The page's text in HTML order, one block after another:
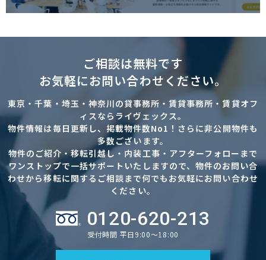
ご相談は無料です
お気軽にお問い合わせください。
東京・千葉・埼玉・神奈川の貸事務所・賃貸事務所・賃貸オフ
ィスならライヴェックス。
物件情報は毎日更新し、掲載物件数No1！さらに非公開物件も
多数ございます。
物件のご紹介・移転引越し・内装工事・アフターフォローまで
ワンストップで一括サポートいたしますので、物件のお問い合
わせから移転に関するご相談まで何でもお気軽にお問い合わせ
ください。
0120-620-213
受付時間 平日9:00～18:00